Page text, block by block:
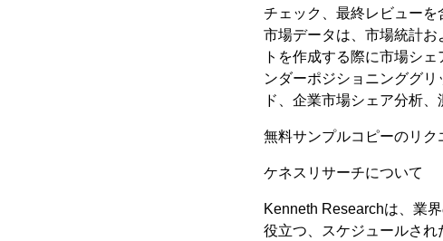
チェック、最終レビューを
市場データは、市場統計
トを作成する際に市場シ
ンダーポジショニンググ
ド、企業市場シェア分析
無料サンプルコピーのリク
ケネスリサーチについて
Kenneth Researchは、業
役立つ、スケジュールさ